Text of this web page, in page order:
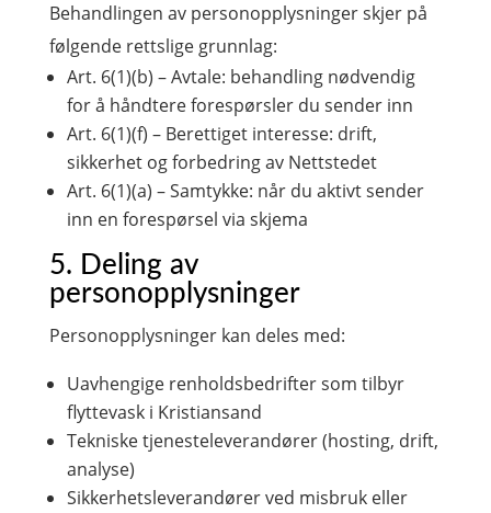
Behandlingen av personopplysninger skjer på
følgende rettslige grunnlag:
Art. 6(1)(b) – Avtale: behandling nødvendig
for å håndtere forespørsler du sender inn
Art. 6(1)(f) – Berettiget interesse: drift,
sikkerhet og forbedring av Nettstedet
Art. 6(1)(a) – Samtykke: når du aktivt sender
inn en forespørsel via skjema
5. Deling av
personopplysninger
Personopplysninger kan deles med:
Uavhengige renholdsbedrifter som tilbyr
flyttevask i Kristiansand
Tekniske tjenesteleverandører (hosting, drift,
analyse)
Sikkerhetsleverandører ved misbruk eller